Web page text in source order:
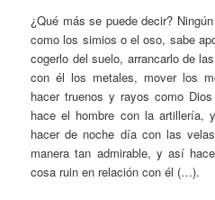
¿Qué más se puede decir?
como los simios o el oso, sabe
cogerlo del suelo, arrancarlo de
con él los metales, mover los
hacer truenos y rayos como
hace el hombre con la artillería,
hacer de noche día con las
manera tan admirable, y así
cosa ruin en relación con él (…).